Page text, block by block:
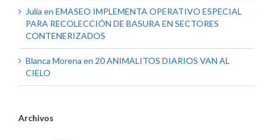
Julia en EMASEO IMPLEMENTA OPERATIVO ESPECIAL
PARA RECOLECCIÓN DE BASURA EN SECTORES
CONTENERIZADOS
Blanca Morena en 20 ANIMALITOS DIARIOS VAN AL
CIELO
Archivos